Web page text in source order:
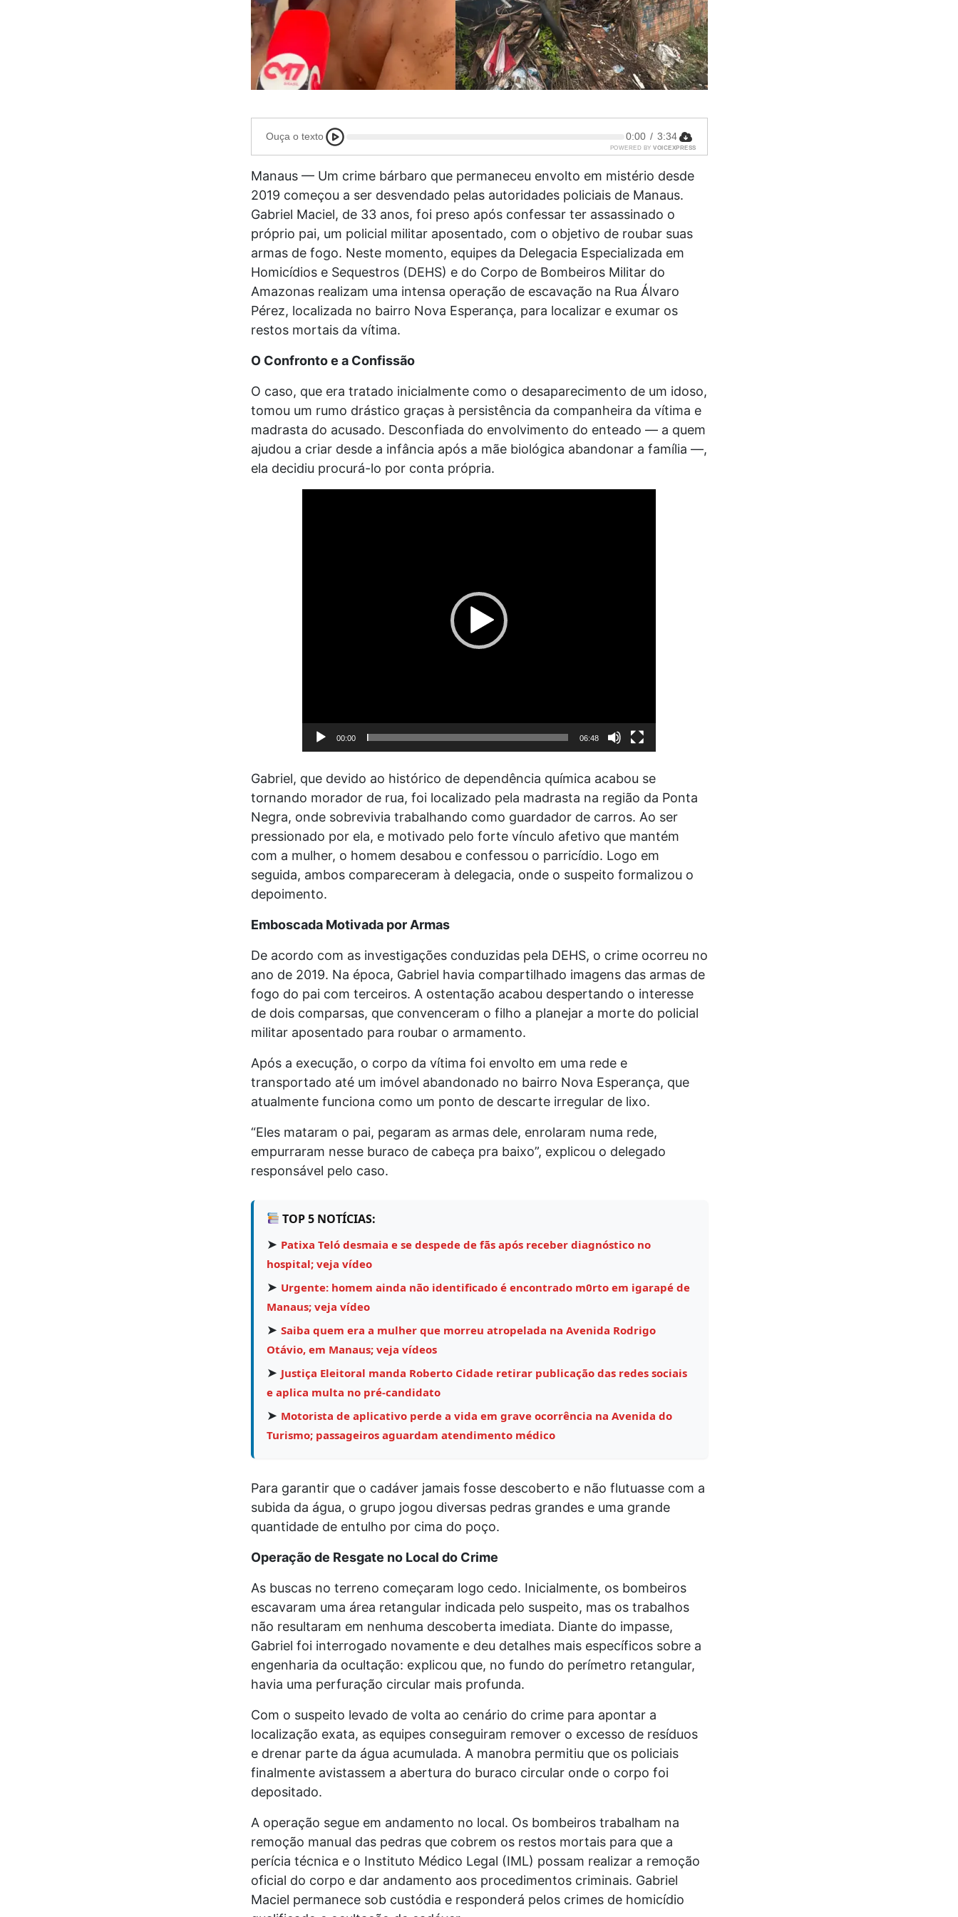
Ouça o texto 0:00 / 3:34
POWERED BY VOICEXPRESS
Manaus — Um crime bárbaro que permaneceu envolto em mistério desde
2019 começou a ser desvendado pelas autoridades policiais de Manaus.
Gabriel Maciel, de 33 anos, foi preso após confessar ter assassinado o
próprio pai, um policial militar aposentado, com o objetivo de roubar suas
armas de fogo. Neste momento, equipes da Delegacia Especializada em
Homicídios e Sequestros (DEHS) e do Corpo de Bombeiros Militar do
Amazonas realizam uma intensa operação de escavação na Rua Álvaro
Pérez, localizada no bairro Nova Esperança, para localizar e exumar os
restos mortais da vítima.
O Confronto e a Confissão
O caso, que era tratado inicialmente como o desaparecimento de um idoso,
tomou um rumo drástico graças à persistência da companheira da vítima e
madrasta do acusado. Desconfiada do envolvimento do enteado — a quem
ajudou a criar desde a infância após a mãe biológica abandonar a família —,
ela decidiu procurá-lo por conta própria.
00:00 06:48
Gabriel, que devido ao histórico de dependência química acabou se
tornando morador de rua, foi localizado pela madrasta na região da Ponta
Negra, onde sobrevivia trabalhando como guardador de carros. Ao ser
pressionado por ela, e motivado pelo forte vínculo afetivo que mantém
com a mulher, o homem desabou e confessou o parricídio. Logo em
seguida, ambos compareceram à delegacia, onde o suspeito formalizou o
depoimento.
Emboscada Motivada por Armas
De acordo com as investigações conduzidas pela DEHS, o crime ocorreu no
ano de 2019. Na época, Gabriel havia compartilhado imagens das armas de
fogo do pai com terceiros. A ostentação acabou despertando o interesse
de dois comparsas, que convenceram o filho a planejar a morte do policial
militar aposentado para roubar o armamento.
Após a execução, o corpo da vítima foi envolto em uma rede e
transportado até um imóvel abandonado no bairro Nova Esperança, que
atualmente funciona como um ponto de descarte irregular de lixo.
“Eles mataram o pai, pegaram as armas dele, enrolaram numa rede,
empurraram nesse buraco de cabeça pra baixo”, explicou o delegado
responsável pelo caso.
TOP 5 NOTÍCIAS:
➤ Patixa Teló desmaia e se despede de fãs após receber diagnóstico no
hospital; veja vídeo
➤ Urgente: homem ainda não identificado é encontrado m0rto em igarapé de
Manaus; veja vídeo
➤ Saiba quem era a mulher que morreu atropelada na Avenida Rodrigo
Otávio, em Manaus; veja vídeos
➤ Justiça Eleitoral manda Roberto Cidade retirar publicação das redes sociais
e aplica multa no pré-candidato
➤ Motorista de aplicativo perde a vida em grave ocorrência na Avenida do
Turismo; passageiros aguardam atendimento médico
Para garantir que o cadáver jamais fosse descoberto e não flutuasse com a
subida da água, o grupo jogou diversas pedras grandes e uma grande
quantidade de entulho por cima do poço.
Operação de Resgate no Local do Crime
As buscas no terreno começaram logo cedo. Inicialmente, os bombeiros
escavaram uma área retangular indicada pelo suspeito, mas os trabalhos
não resultaram em nenhuma descoberta imediata. Diante do impasse,
Gabriel foi interrogado novamente e deu detalhes mais específicos sobre a
engenharia da ocultação: explicou que, no fundo do perímetro retangular,
havia uma perfuração circular mais profunda.
Com o suspeito levado de volta ao cenário do crime para apontar a
localização exata, as equipes conseguiram remover o excesso de resíduos
e drenar parte da água acumulada. A manobra permitiu que os policiais
finalmente avistassem a abertura do buraco circular onde o corpo foi
depositado.
A operação segue em andamento no local. Os bombeiros trabalham na
remoção manual das pedras que cobrem os restos mortais para que a
perícia técnica e o Instituto Médico Legal (IML) possam realizar a remoção
oficial do corpo e dar andamento aos procedimentos criminais. Gabriel
Maciel permanece sob custódia e responderá pelos crimes de homicídio